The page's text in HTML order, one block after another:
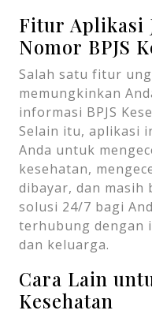
Fitur Aplikasi
Nomor BPJS
Salah satu fitur
memungkinkan
informasi BPJS
Selain itu, aplikasi
Anda untuk
kesehatan,
dibayar, dan masih
solusi 24/7 bagi
terhubung dengan
dan keluarga.
Cara Lain
Kesehatan